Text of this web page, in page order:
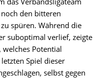
den bitteren
spüren. Während die
suboptimal verlief, zeigte
welches Potential
Spiel dieser
selbst gegen